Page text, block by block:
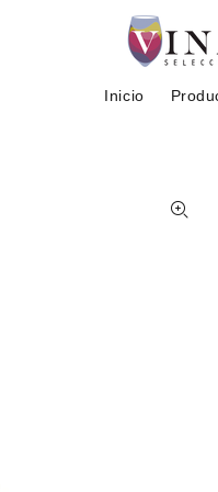
Inicio